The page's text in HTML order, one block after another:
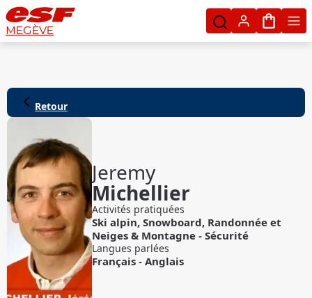
MEGÈVE Mon
Retour
Jeremy
Michellier
Activités pratiquées
Ski alpin,Snowboard, Randonnée et
Neiges & Montagne - Sécurité
Langues parlées
Français -Anglais